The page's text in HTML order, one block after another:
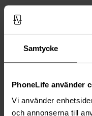
Samtycke
PhoneLife använder
Vi använder
och annonserna till
Auf Lager